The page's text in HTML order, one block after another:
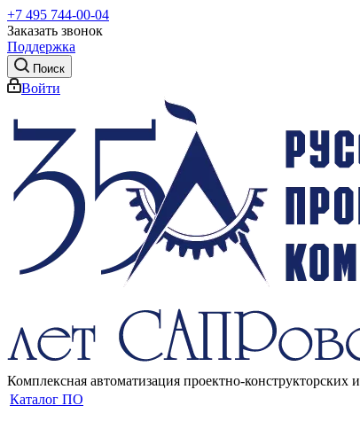
+7 495 744-00-04
Заказать звонок
Поддержка
Поиск
Войти
Комплексная автоматизация проектно-конструкторских
Каталог ПО